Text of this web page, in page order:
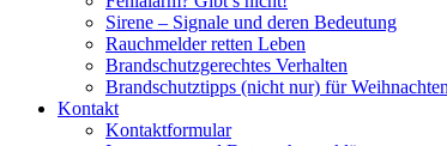
Sirene – Signale und deren Bedeutung
Rauchmelder retten Leben
Brandschutzgerechtes Verhalten
Brandschutztipps (nicht nur) für Weihnachten
Kontakt
Kontaktformular